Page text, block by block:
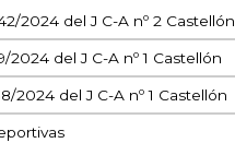
2024 del J C-A nº 2 Castellón
2024 del J C-A nº 1 Castellón
2024 del J C-A nº 1 Castellón